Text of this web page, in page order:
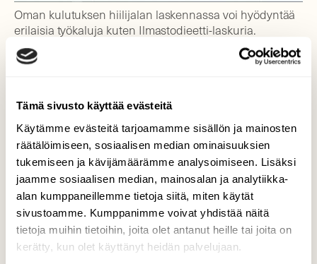
Tämä sivusto käyttää evästeitä
Käytämme evästeitä tarjoamamme sisällön ja mainosten
räätälöimiseen, sosiaalisen median ominaisuuksien
tukemiseen ja kävijämäärämme analysoimiseen. Lisäksi
jaamme sosiaalisen median, mainosalan ja analytiikka-
alan kumppaneillemme tietoja siitä, miten käytät
sivustoamme. Kumppanimme voivat yhdistää näitä
tietoja muihin tietoihin, joita olet antanut heille tai joita on
kerätty, kun olet käyttänyt heidän palvelujaan.
Oman kulutuksen hiilijalan laskennassa voi hyödyntää
erilaisia työkaluja kuten Ilmastodieetti-laskuria.
kompensointi? Siinä päästöjen aiheuttaja
maksaa ilmastovaikutusten hyvittämisestä
jollekin toiselle toimijalle. Hyvitys tapahtuu
usein perustamalla hiilinielu tai -varasto
vaikkapa puita istuttamalla tai poistamalla
hiilidioksidia ilmakehästä esimerkiksi ilmakehän
hiilen talteenoton ja varastoinnin avulla.
lisää päästökompensaatioista.
Paras vaihtoehto on päästöjen välttäminen ja